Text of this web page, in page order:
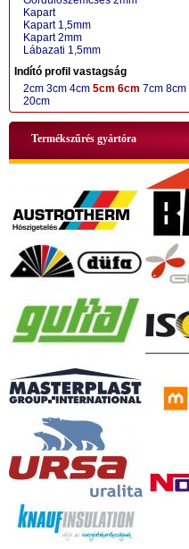
Kapart
Kapart 1,5mm
Kapart 2mm
Lábazati 1,5mm
Indító profil vastagság
2cm 3cm 4cm 5cm 6cm 7cm 8cm
20cm
Termékszűrés gyártóra